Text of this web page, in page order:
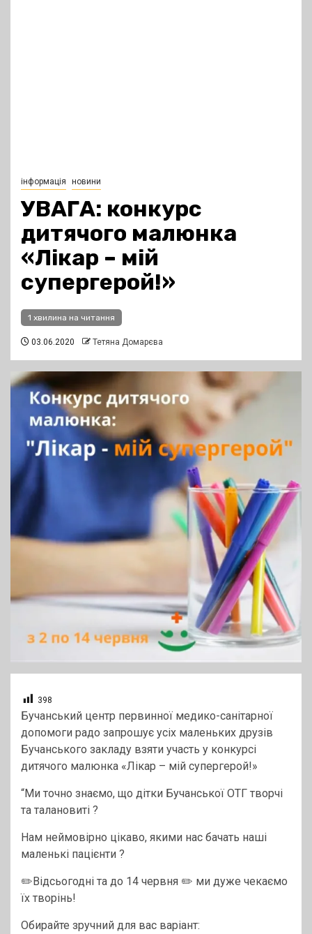
інформація новини
УВАГА: конкурс
дитячого малюнка
«Лікар – мій
супергерой!»
1 хвилина на читання
03.06.2020 Тетяна Домарєва
398
Бучанський центр первинної медико-санітарної
допомоги радо запрошує усіх маленьких друзів
Бучанського закладу взяти участь у конкурсі
дитячого малюнка «Лікар – мій супергерой!»
“Ми точно знаємо, що дітки Бучанської ОТГ творчі
та талановиті ?
Нам неймовірно цікаво, якими нас бачать наші
маленькі пацієнти ?
✏️Відсьогодні та до 14 червня ✏️ ми дуже чекаємо
їх творінь!
Обирайте зручний для вас варіант: